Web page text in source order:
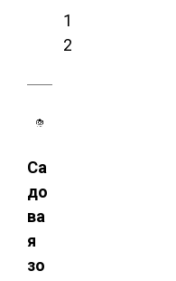
1
2
Са
до
ва
я
зо